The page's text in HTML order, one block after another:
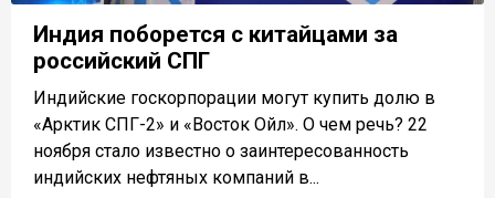
Индия поборется с китайцами за
российский СПГ
Индийские госкорпорации могут купить долю в
«Арктик СПГ-2» и «Восток Ойл». О чем речь? 22
ноября стало известно о заинтересованность
индийских нефтяных компаний в...